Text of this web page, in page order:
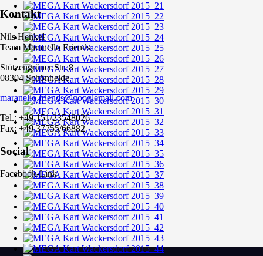
Kontakt
Nils Henkel
Team Maranello Friends
Stützengrüner Str. 8
08304 Schönheide
maranello.friends@googlemail.com
Tel.: +49 151/23548026
Fax: +49 37755/66882
Social
Facebook-Link